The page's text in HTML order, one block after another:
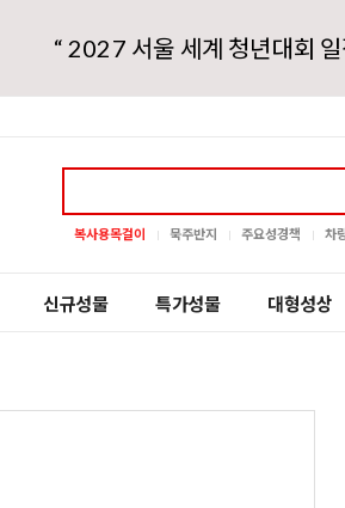
“ 2027 서울 세계 청년대회
복사용목걸이 묵주반지 주요성경책 차
신규성물 특가성물 대형성상